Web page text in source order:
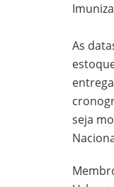
As
seja